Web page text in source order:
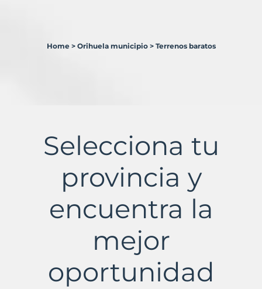
Murbalands
Home > Orihuela municipio > Terrenos baratos
Selecciona tu
provincia y
encuentra la
mejor
oportunidad